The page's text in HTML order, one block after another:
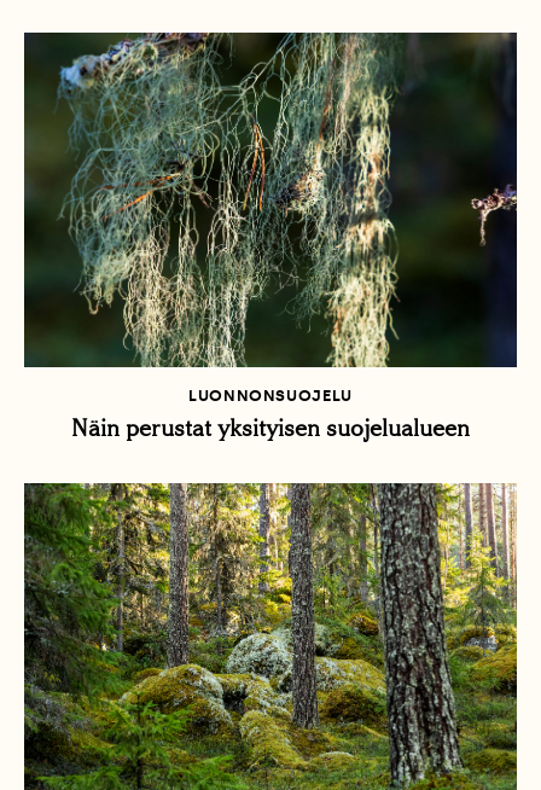
LUONNONSUOJELU
Näin perustat yksityisen suojelualueen